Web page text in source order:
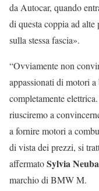
da Autocar, quando
di questa coppia ad
sulla stessa fascia».
“Ovviamente non
appassionati di motori
completamente
riusciremo a
a fornire motori a
di vista dei prezzi, si
affermatoSylvia
marchio di BMW M.